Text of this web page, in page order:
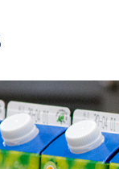
logo